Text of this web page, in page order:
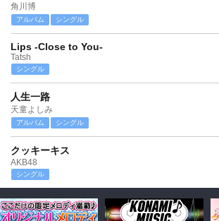
角川博
アルバム シングル
Lips -Close to You-
Tatsh
シングル
人生一路
天童よしみ
アルバム シングル
クッキーキス
AKB48
シングル